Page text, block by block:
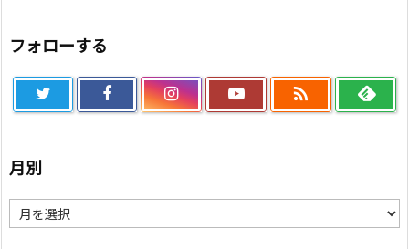
フォローする

月別
別